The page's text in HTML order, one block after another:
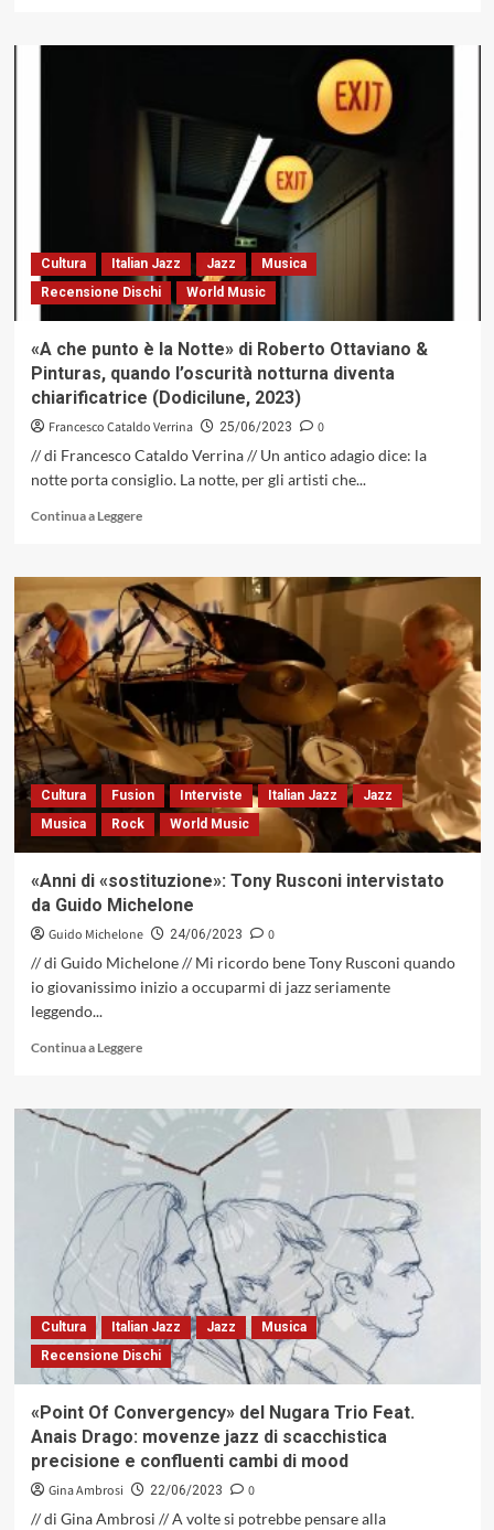
su
Cultura Italian Jazz Jazz
Musica
Recensione Dischi
World Music
«A che punto è la Notte» di Roberto Ottaviano &
Pinturas, quando l’oscurità notturna diventa
chiarificatrice (Dodicilune, 2023)
Francesco Cataldo Verrina 25/06/2023
0
// di Francesco Cataldo Verrina // Un antico adagio dice: la
notte porta consiglio. La notte, per gli artisti che...
Continua a LeggereLeggi
su
«A
che
punto
è
la
di
Roberto
Ottaviano
&
Pinturas,
quando
diventa
chiarificatrice
(Dodicilune,
Cultura Fusion Interviste Italian Jazz
Jazz
Musica
Rock World Music
«Anni di «sostituzione»: Tony Rusconi intervistato
da Guido Michelone
Guido Michelone 24/06/2023
0
// di Guido Michelone // Mi ricordo bene Tony Rusconi quando
io giovanissimo inizio a occuparmi di jazz seriamente
leggendo...
Continua a LeggereLeggi
su
«Anni
di
«sostituzione»:
Tony
Rusconi
intervistato
da
Guido
Michelone
Cultura Italian Jazz Jazz
Musica
Recensione Dischi
«Point Of Convergency» del Nugara Trio Feat.
Anais Drago: movenze jazz di scacchistica
precisione e confluenti cambi di mood
Gina Ambrosi 22/06/2023
0
// di Gina Ambrosi // A volte si potrebbe pensare alla